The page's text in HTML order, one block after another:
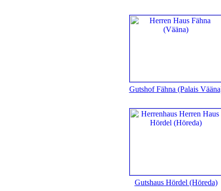
Gutshof Fähna (Palais
Gutshaus Hördel (Höreda)